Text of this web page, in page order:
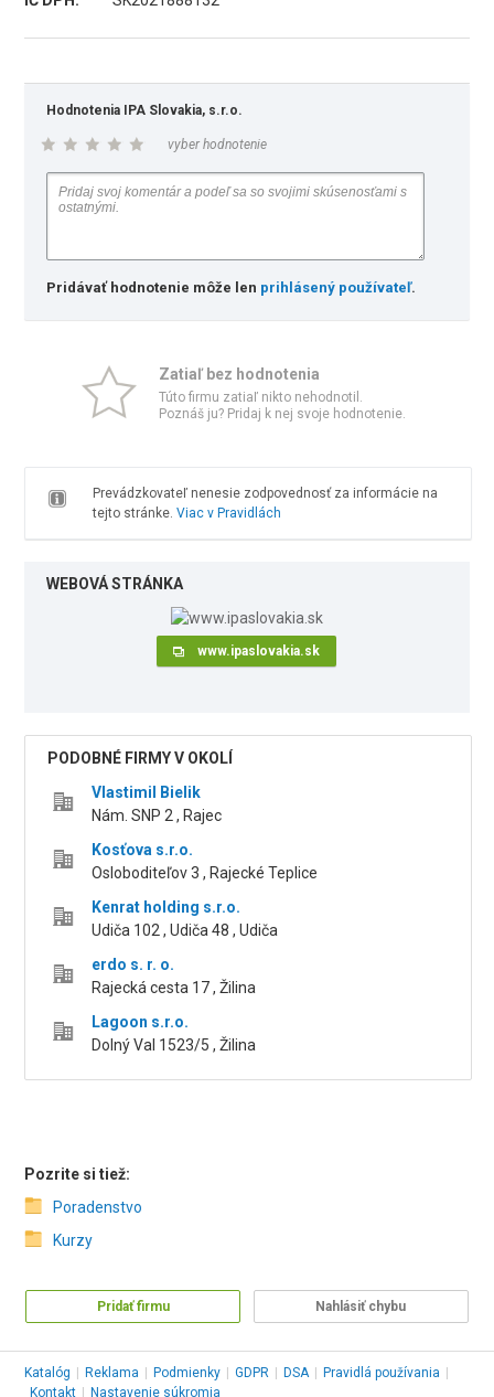
Hodnotenia IPA Slovakia, s.r.o.
vyber hodnotenie
Pridávať hodnotenie môže len prihlásený používateľ.
Zatiaľ bez hodnotenia
Túto firmu zatiaľ nikto nehodnotil.
Poznáš ju? Pridaj k nej svoje hodnotenie.
Prevádzkovateľ nenesie zodpovednosť za informácie na
tejto stránke. Viac v Pravidlách
WEBOVÁ STRÁNKA
www.ipaslovakia.sk
PODOBNÉ FIRMY V OKOLÍ
Vlastimil Bielik
Nám. SNP 2 , Rajec
Kosťova s.r.o.
Osloboditeľov 3 , Rajecké Teplice
Kenrat holding s.r.o.
Udiča 102 , Udiča 48 , Udiča
erdo s. r. o.
Rajecká cesta 17 , Žilina
Lagoon s.r.o.
Dolný Val 1523/5 , Žilina
Pozrite si tiež:
Poradenstvo
Kurzy
Pridať firmu Nahlásiť chybu
Katalóg Reklama Podmienky GDPR DSA Pravidlá používania
Kontakt
Nastavenie súkromia